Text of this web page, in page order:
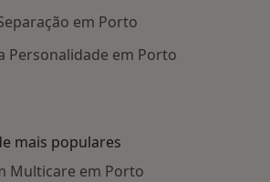
em Porto
Personalidade em Porto
mais populares
Multicare em Porto